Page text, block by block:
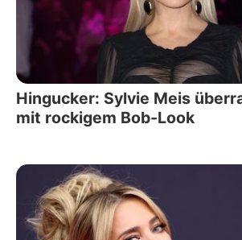
Hingucker: Sylvie Meis
mit rockigem Bob-Look